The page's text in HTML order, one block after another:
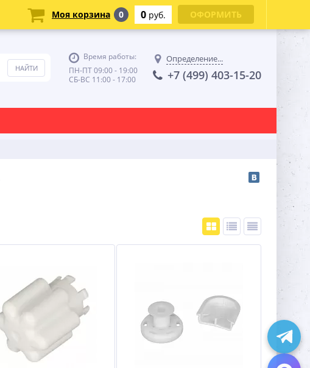
Время работы:
ПН-ПТ 09:00 - 19:00
СБ-ВС 11:00 - 17:00
Определение...
+7 (499) 403-15-20
Моя корзина 0 0 руб. ОФОРМИТЬ